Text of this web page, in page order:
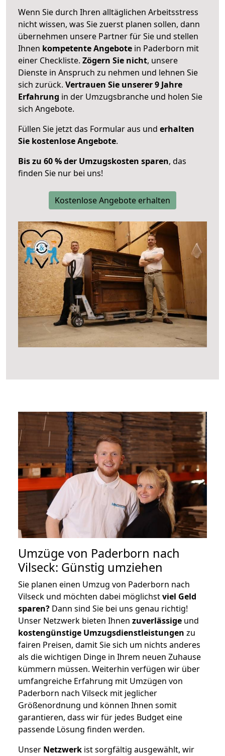
Wenn Sie durch Ihren alltäglichen Arbeitsstress
nicht wissen, was Sie zuerst planen sollen, dann
übernehmen unsere Partner für Sie und stellen
Ihnen kompetente Angebote in Paderborn mit
einer Checkliste. Zögern Sie nicht, unsere
Dienste in Anspruch zu nehmen und lehnen Sie
sich zurück. Vertrauen Sie unserer 9 Jahre
Erfahrung in der Umzugsbranche und holen Sie
sich Angebote.
Füllen Sie jetzt das Formular aus und erhalten
Sie kostenlose Angebote.
Bis zu 60 % der Umzugskosten sparen, das
finden Sie nur bei uns!
Kostenlose Angebote erhalten
Umzüge von Paderborn nach
Vilseck: Günstig umziehen
Sie planen einen Umzug von Paderborn nach
Vilseck und möchten dabei möglichstviel Geld
sparen? Dann sind Sie bei uns genau richtig!
Unser Netzwerk bieten Ihnen zuverlässige und
kostengünstige Umzugsdienstleistungen zu
fairen Preisen, damit Sie sich um nichts anderes
als die wichtigen Dinge in Ihrem neuen Zuhause
kümmern müssen. Weiterhin verfügen wir über
umfangreiche Erfahrung mit Umzügen von
Paderborn nach Vilseck mit jeglicher
Größenordnung und können Ihnen somit
garantieren, dass wir für jedes Budget eine
passende Lösung finden werden.
Unser Netzwerk ist sorgfältig ausgewählt, wir